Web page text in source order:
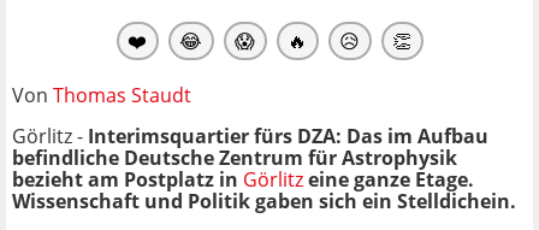
❤️ 😂 😱 🔥 😥 👏
Von Thomas Staudt
Görlitz - Interimsquartier fürs DZA: Das im Aufbau
befindliche Deutsche Zentrum für Astrophysik
bezieht am Postplatz in Görlitzeine ganze Etage.
Wissenschaft und Politik gaben sich ein Stelldichein.